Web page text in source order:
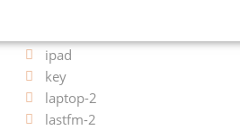
ipad
key
laptop-2
lastfm-2